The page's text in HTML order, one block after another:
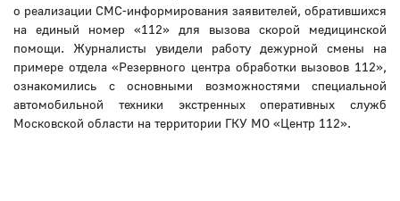
о реализации СМС-информирования заявителей, обратившихся
на единый номер «112» для вызова скорой медицинской
помощи. Журналисты увидели работу дежурной смены на
примере отдела «Резервного центра обработки вызовов 112»,
ознакомились с основными возможностями специальной
автомобильной техники экстренных оперативных служб
Московской области на территории ГКУ МО «Центр 112».